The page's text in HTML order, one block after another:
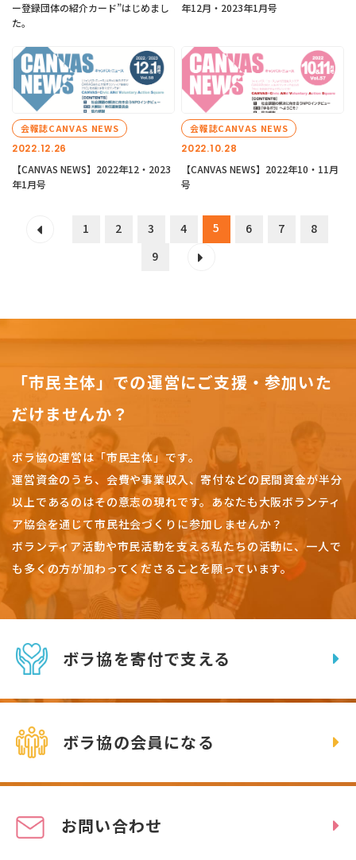
ー登録団体の紹介カード”はじめまし
た。
年12月・2023年1月号
2022.12.26
会報誌CANVAS NEWS
【CANVAS NEWS】2022年12・2023
年1月号
2022.10.28
会報誌CANVAS NEWS
【CANVAS NEWS】2022年10・11月
号
1 2 3 4 5 6 7
8
9
「市民主体」での運営にご支援・参加いた
だけませんか？
ボラ協の運営は「市民主体」です。
運営資金のうち、会費や事業収入、寄付などの民間資金が半分
以上であるのはその意志の現れです。 あなたも大阪ボランティ
ア協会を通じて市民社会づくりに参加しませんか？
ボランティア活動や市民活動を支える私たちの活動に、一人で
も多くの方が加わってくださることを願っています。
ボラ協を寄付で支える
ボラ協の会員になる
お問い合わせ